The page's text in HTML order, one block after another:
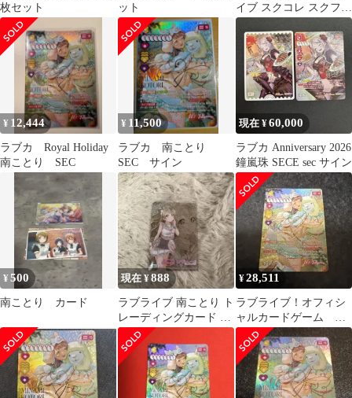
枚セット
ット
イブ スクコレ スクフェ
ス感謝祭2018 SP こと
り
¥ 12,444
ラブカ Royal Holiday
南ことり SEC
¥ 11,500
ラブカ 南ことり
SEC サイン
現在 ¥60,000
ラブカ Anniversary 2026
鐘嵐珠 SECE sec サイン
¥500
南ことり カード
現在 ¥888
ラブライブ 南ことり ト
レーディングカード コ
レクションクリア no12
¥28,511
ラブライブ！オフィシ
ャルカードゲーム 南
ことり SEC